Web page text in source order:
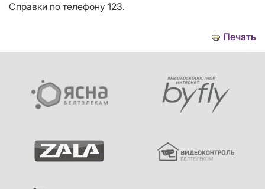
Справки по телефону 123.
Печать